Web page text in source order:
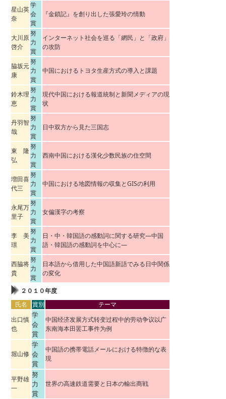
星山英
奈
学
会
賞
『金鎖記』を創り出した張愛玲の情動
大川原
啓介
努
力
賞
インターネット社会を巡る「網民」と「政府」
の攻防
脇坂元
康
努
力
賞
中国におけるトヨタ生産方式の導入と課題
鈴木理
恵
努
力
賞
現代中国における報道統制と新聞メディアの現
状
丹羽智
哉
努
力
賞
日中双方から見た三国志
東 隆
弘
努
力
賞
西南中国における漢化少数民族の住空間
増田喜
代三
努
力
賞
中国における地図情報の収集とGISの利用
永尾万
里子
努
力
賞
女偏漢字の考察
李 美
璟
努
力
賞
日・中・韓国語の感動詞に関する研究―中国
語・韓国語の感動詞を中心に―
西脇将
貴
努
力
賞
日本語から借用した中国語新語でみる日中関係
の変化
２０１０年度
氏名
賞別
テーマ
出口慎
也
学
会
賞
中国经济发展方式转变过程中的劳动争议以广
东南海本田罢工事件为例
堀山修
学
会
賞
中国語の携帯電話メールにおける特徴的な表
現
平野雄
一
努
力
賞
世界の高速鉄道需要と日本の輸出商戦